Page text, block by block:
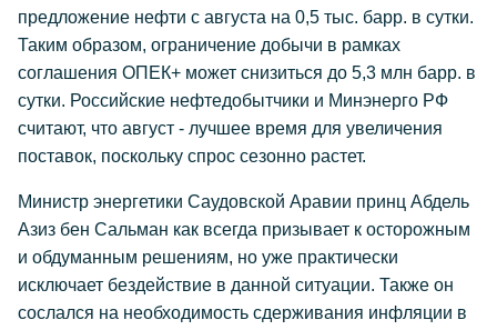
предложение нефти с августа на 0,5 тыс. барр. в сутки.
Таким образом, ограничение добычи в рамках
соглашения ОПЕК+ может снизиться до 5,3 млн барр. в
сутки. Российские нефтедобытчики и Минэнерго РФ
считают, что август - лучшее время для увеличения
поставок, поскольку спрос сезонно растет.
Министр энергетики Саудовской Аравии принц Абдель
Азиз бен Сальман как всегда призывает к осторожным
и обдуманным решениям, но уже практически
исключает бездействие в данной ситуации. Также он
сослался на необходимость сдерживания инфляции в